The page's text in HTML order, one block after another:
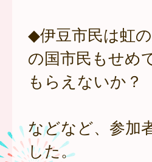
◆伊豆市民は虹
の国市民もせめ
もらえないか？
などなど、参加
した。